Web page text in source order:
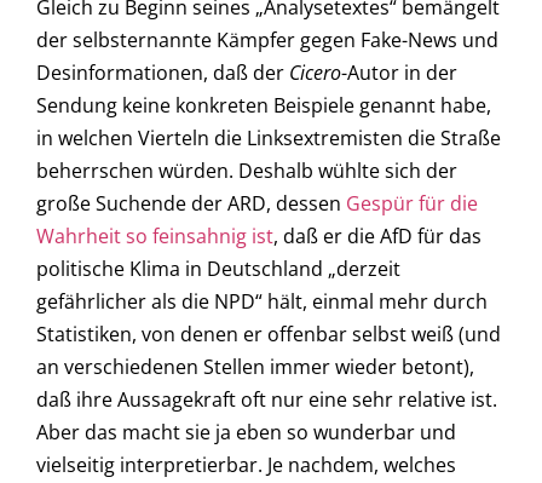
Gleich zu Beginn seines „Analysetextes“ bemängelt
der selbsternannte Kämpfer gegen Fake-News und
Desinformationen, daß der Cicero-Autor in der
Sendung keine konkreten Beispiele genannt habe,
in welchen Vierteln die Linksextremisten die Straße
beherrschen würden. Deshalb wühlte sich der
große Suchende der ARD, dessen Gespür für die
Wahrheit so feinsahnig ist, daß er die AfD für das
politische Klima in Deutschland „derzeit
gefährlicher als die NPD“ hält, einmal mehr durch
Statistiken, von denen er offenbar selbst weiß (und
an verschiedenen Stellen immer wieder betont),
daß ihre Aussagekraft oft nur eine sehr relative ist.
Aber das macht sie ja eben so wunderbar und
vielseitig interpretierbar. Je nachdem, welches